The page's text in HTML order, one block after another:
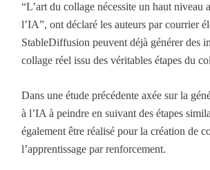
“L’art du collage nécessite un haut
l’IA”, ont déclaré les auteurs par courrier
StableDiffusion peuvent déjà générer des
collage réel issu des véritables étapes du
Dans une étude précédente axée sur la
à l’IA à peindre en suivant des étapes
également être réalisé pour la création de
l’apprentissage par renforcement.